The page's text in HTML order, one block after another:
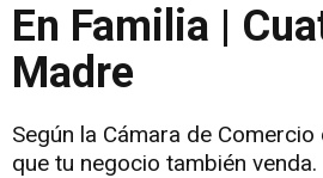
En Familia |
Madre
Según la Cámara de
que tu negocio también venda.